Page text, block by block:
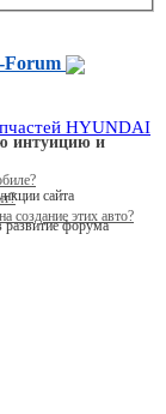
Forum
HYUNDAI
интуицию и
создание этих авто?
сайта
развитие форума